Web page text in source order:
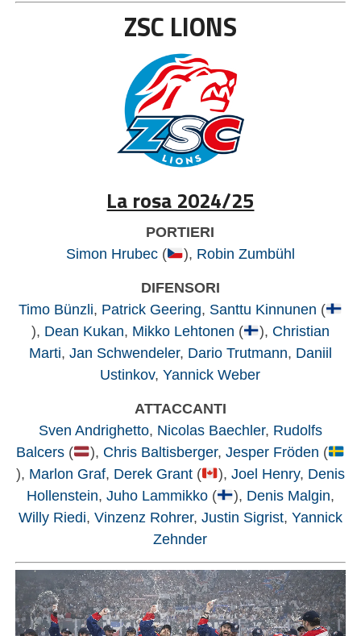
ZSC LIONS
La rosa 2024/25
PORTIERI
Simon Hrubec ( ), Robin Zumbühl
DIFENSORI
Timo Bünzli, Patrick Geering, Santtu Kinnunen (
), Dean Kukan, Mikko Lehtonen ( ), Christian
Marti, Jan Schwendeler, Dario Trutmann, Daniil
Ustinkov,Yannick Weber
ATTACCANTI
Sven Andrighetto, Nicolas Baechler, Rudolfs
Balcers ( ), Chris Baltisberger, Jesper Fröden (
), Marlon Graf, Derek Grant ( ), Joel Henry, Denis
Hollenstein, Juho Lammikko ( ), Denis Malgin,
Willy Riedi, Vinzenz Rohrer, Justin Sigrist, Yannick
Zehnder